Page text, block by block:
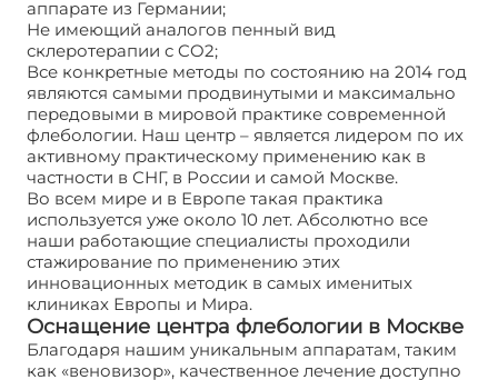
аппарате из Германии;
Не имеющий аналогов пенный вид
склеротерапии с CO2;
Все конкретные методы по состоянию на 2014 год
являются самыми продвинутыми и максимально
передовыми в мировой практике современной
флебологии. Наш центр – является лидером по их
активному практическому применению как в
частности в СНГ, в России и самой Москве.
Во всем мире и в Европе такая практика
используется уже около 10 лет. Абсолютно все
наши работающие специалисты проходили
стажирование по применению этих
инновационных методик в самых именитых
клиниках Европы и Мира.
Оснащение центра флебологии в Москве
Благодаря нашим уникальным аппаратам, таким
как «веновизор», качественное лечение доступно